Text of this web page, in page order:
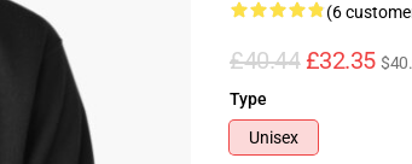
(6
£40.44 £32.35
Type
Unisex